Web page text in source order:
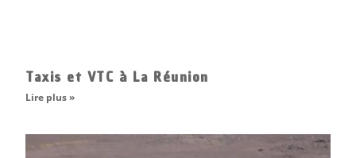
Taxis et VTC à La Réunion
Lire plus »